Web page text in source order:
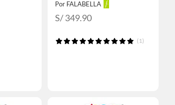
Por FALABELLA
S/ 349.90
(1)